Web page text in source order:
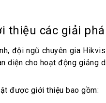
thiệu các giải
đội ngũ chuyên gia
diện cho hoạt động giảng
được giới thiệu bao gồm: